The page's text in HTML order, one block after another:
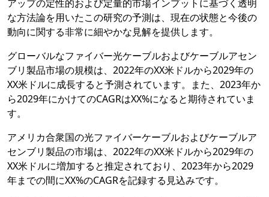
アップの定性的および定量的市場インプットに基づく透明
な方法論を用いたこの研究の予測は、現在の状態と今後の
動向に関する非常に細やかな見解を提供します。
グローバルなファイバー光ケーブルおよびケーブルアセン
ブリ製品市場の規模は、2022年のXX米ドルから2029年の
XX米ドルに成長すると予測されています。また、2023年か
ら2029年にかけてのCAGRはXX%になると期待されていま
す。
アメリカ合衆国の光ファイバーケーブルおよびケーブルア
センブリ製品の市場は、2022年のXX米ドルから2029年の
XX米ドルに増加すると推定されており、2023年から2029
年までの間にXX%のCAGRを記録する見込みです。